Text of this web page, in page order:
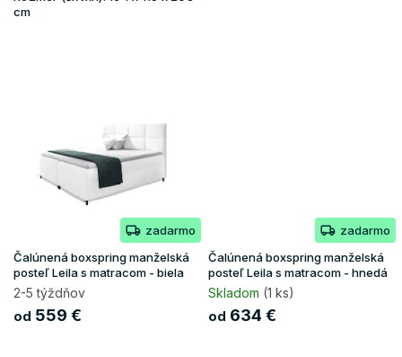
cm
zadarmo
Čalúnená boxspring manželská
posteľ Leila s matracom - biela
2-5 týždňov
od 559 €
zadarmo
Čalúnená boxspring manželská
posteľ Leila s matracom - hnedá
Skladom (1 ks)
od 634 €